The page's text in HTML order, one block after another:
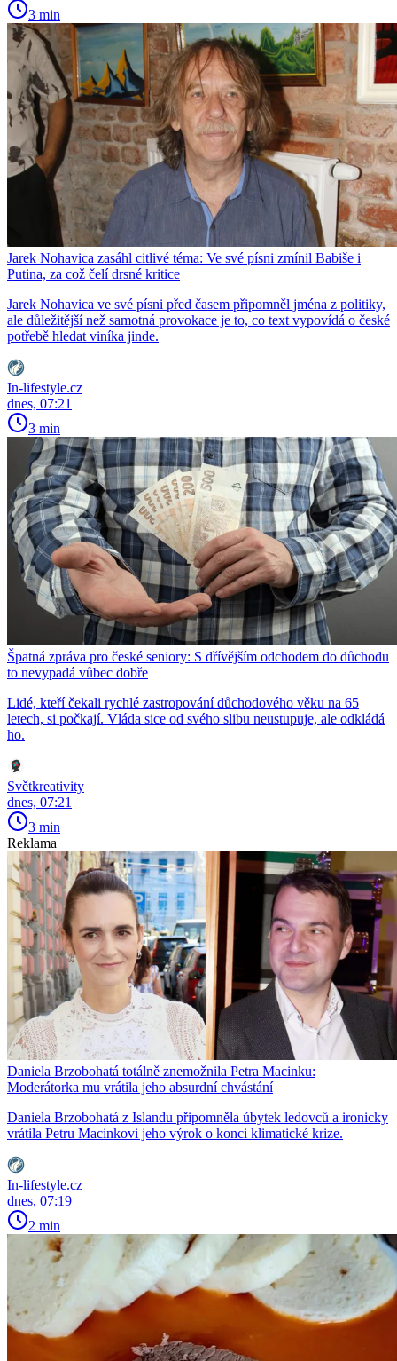
3 min
Jarek Nohavica zasáhl citlivé téma: Ve své písni zmínil Babiše i
Putina, za což čelí drsné kritice
Jarek Nohavica ve své písni před časem připomněl jména z politiky,
ale důležitější než samotná provokace je to, co text vypovídá o české
potřebě hledat viníka jinde.
In-lifestyle.cz
dnes, 07:21
3 min
Špatná zpráva pro české seniory: S dřívějším odchodem do důchodu
to nevypadá vůbec dobře
Lidé, kteří čekali rychlé zastropování důchodového věku na 65
letech, si počkají. Vláda sice od svého slibu neustupuje, ale odkládá
ho.
Světkreativity
dnes, 07:21
3 min
Reklama
Daniela Brzobohatá totálně znemožnila Petra Macinku:
Moderátorka mu vrátila jeho absurdní chvástání
Daniela Brzobohatá z Islandu připomněla úbytek ledovců a ironicky
vrátila Petru Macinkovi jeho výrok o konci klimatické krize.
In-lifestyle.cz
dnes, 07:19
2 min